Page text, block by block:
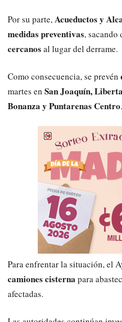
Por su parte,Acueductos y
medidas preventivas, sacando
cercanos al lugar del derrame.
Como consecuencia, se prevén
martes en San Joaquín,
Bonanza y Puntarenas Centro.
Para enfrentar la situación, el
camiones cisterna para
afectadas.